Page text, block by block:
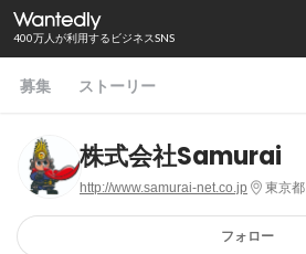
400万人が利用するビジネスSNS
募集 ストーリー
株式会社Samurai
http://www.samurai-net.co.jp 東京都
フォロー